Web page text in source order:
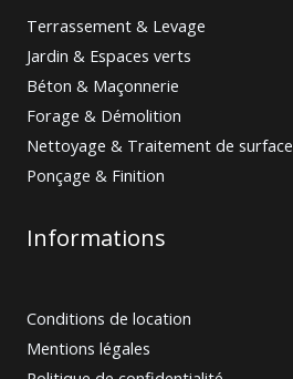
Terrassement & Levage
Jardin & Espaces verts
Béton & Maçonnerie
Forage & Démolition
Nettoyage & Traitement de surface
Ponçage & Finition
Informations
Conditions de location
Mentions légales